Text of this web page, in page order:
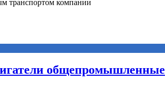
общепромышленные